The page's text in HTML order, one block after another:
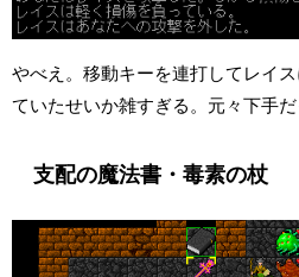
やべえ。移動キーを連打してレイ
ていたせいか雑すぎる。元々下手
支配の魔法書・毒素の杖